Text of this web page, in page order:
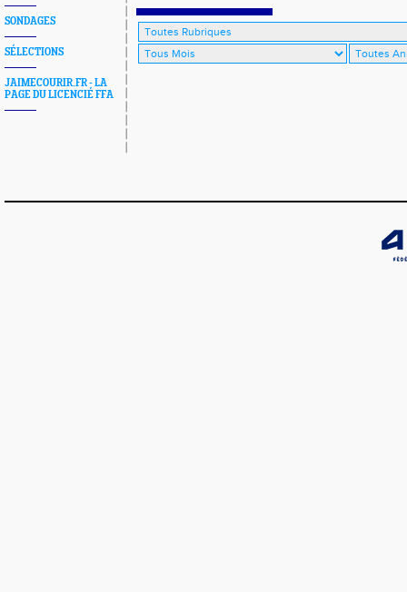
SONDAGES
SÉLECTIONS
JAIMECOURIR.FR - LA
PAGE DU LICENCIÉ FFA